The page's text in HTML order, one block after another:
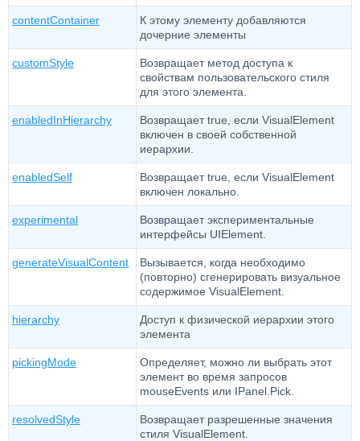
contentContainer
К этому элементу добавляются
дочерние элементы
customStyle
Возвращает метод доступа к
свойствам пользовательского стиля
для этого элемента.
enabledInHierarchy
Возвращает true, если VisualElement
включен в своей собственной
иерархии.
enabledSelf
Возвращает true, если VisualElement
включен локально.
experimental
Возвращает экспериментальные
интерфейсы UIElement.
generateVisualContent
Вызывается, когда необходимо
(повторно) сгенерировать визуальное
содержимое VisualElement.
hierarchy
Доступ к физической иерархии этого
элемента
pickingMode
Определяет, можно ли выбрать этот
элемент во время запросов
mouseEvents или IPanel.Pick.
resolvedStyle
Возвращает разрешенные значения
стиля VisualElement.